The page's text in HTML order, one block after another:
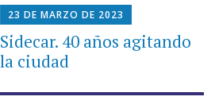
23 DE MARZO DE 2023
Sidecar. 40 años agitando
la ciudad